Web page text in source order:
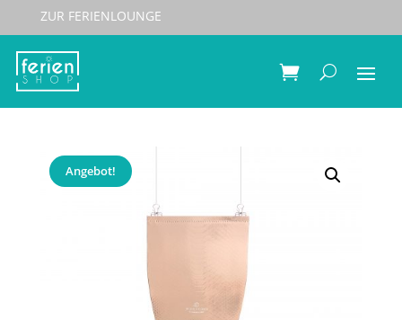
ZUR FERIENLOUNGE
Start/
Vibes Wechselklappe M Metallic Leder Python
Roségold
Angebot!